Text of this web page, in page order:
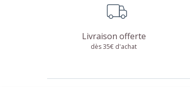
Livraison offerte
dès 35€ d'achat